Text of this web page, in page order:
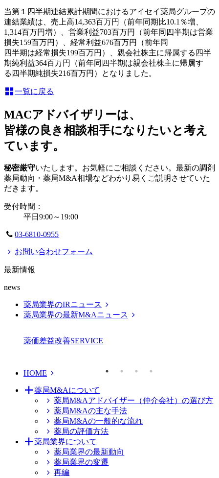
当第１四半期連結累計期間におけるアイセイ薬局グループの
連結業績は、売上高14,363百万円（前年同期比10.1％増、
1,314百万円増）、営業利益703百万円（前年同四半期は営業
損失159百万円）、経常利益676百万円（前年同
四半期は経常損失199百万円）、親会社株主に帰属する四半
期純利益364百万円（前年同四半期は親会社株主に帰属す
る四半期純損失216百万円）となりました。
一覧に戻る
MACアドバイザリーは、
皆様の良き相談相手になりたいと考え
ています。
秘密厳守いたします。お気軽にご相談ください。最新の調剤
薬局動向・薬局M&A相場などわかり易くご説明させていた
だきます。
受付時間：
平日9:00～19:00
03-6810-0955
お問い合わせフォーム
最新情報
news
薬局業界のIRニュース
薬局業界の最新M&Aニュース
薬価差益改善SERVICE
HOME
薬局M&Aについて
薬局M&Aアドバイザー（仲介会社）の選び方
薬局M&Aの主な手法
薬局M&Aの一般的な流れ
薬局の評価方法
薬局業界について
薬局業界の最新動向
薬局業界の変遷
再編